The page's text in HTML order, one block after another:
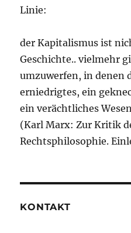
Linie:
der Kapitalismus ist
Geschichte.. vielmehr
umzuwerfen, in denen
erniedrigtes, ein
ein verächtliches
(Karl Marx: Zur Kritik
Rechtsphilosophie.
KONTAKT